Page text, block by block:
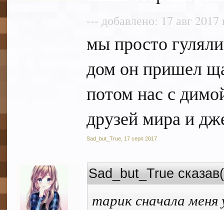
--- добавлено: 17 авг
мы просто
дом он пришел
потом нас с
друзей мира и
Sad_but_True 17 серп 2017
Sad_but_True
тарик сначала